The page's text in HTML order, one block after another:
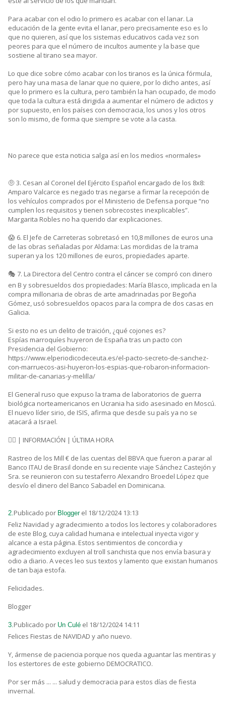
Para acabar con el odio lo primero es acabar con el lanar. La
educación de la gente evita el lanar, pero precisamente eso es lo
que no quieren, así que los sistemas educativos cada vez son
peores para que el número de incultos aumente y la base que
sostiene al tirano sea mayor.
Lo que dice sobre cómo acabar con los tiranos es la única fórmula,
pero hay una masa de lanar que no quiere, por lo dicho antes, así
que lo primero es la cultura, pero también la han ocupado, de modo
que toda la cultura está dirigida a aumentar el número de adictos y
por supuesto, en los países con democracia, los unos y los otros
son lo mismo, de forma que siempre se vote a la casta.
No parece que esta noticia salga así en los medios «normales»
🤨 3. Cesan al Coronel del Ejército Español encargado de los 8x8:
Amparo Valcarce es negado tras negarse a firmar la recepción de
los vehículos comprados por el Ministerio de Defensa porque “no
cumplen los requisitos y tienen sobrecostes inexplicables”.
Margarita Robles no ha querido dar explicaciones.
😱 6. El Jefe de Carreteras sobretasó en 10,8 millones de euros una
de las obras señaladas por Aldama: Las mordidas de la trama
superan ya los 120 millones de euros, propiedades aparte.
🎭 7. La Directora del Centro contra el cáncer se compró con dinero
en B y sobresueldos dos propiedades: María Blasco, implicada en la
compra millonaria de obras de arte amadrinadas por Begoña
Gómez, usó sobresueldos opacos para la compra de dos casas en
Galicia.
Si esto no es un delito de traición, ¿qué cojones es?
Espías marroquíes huyeron de España tras un pacto con
Presidencia del Gobierno:
https://www.elperiodicodeceuta.es/el-pacto-secreto-de-sanchez-
con-marruecos-asi-huyeron-los-espias-que-robaron-informacion-
militar-de-canarias-y-melilla/
El General ruso que expuso la trama de laboratorios de guerra
biológica norteamericanos en Ucrania ha sido asesinado en Moscú.
El nuevo líder sirio, de ISIS, afirma que desde su país ya no se
atacará a Israel.
🕵‍♂️ | INFORMACIÓN | ÚLTIMA HORA
Rastreo de los Mill € de las cuentas del BBVA que fueron a parar al
Banco ITAU de Brasil donde en su reciente viaje Sánchez Castejón y
Sra. se reunieron con su testaferro Alexandro Broedel López que
desvío el dinero del Banco Sabadel en Dominicana.
2.Publicado por Blogger el 18/12/2024 13:13
Feliz Navidad y agradecimiento a todos los lectores y colaboradores
de este Blog, cuya calidad humana e intelectual inyecta vigor y
alcance a esta página. Estos sentimientos de concordia y
agradecimiento excluyen al troll sanchista que nos envía basura y
odio a diario. A veces leo sus textos y lamento que existan humanos
de tan baja estofa.
Felicidades.
Blogger
3.Publicado por Un Culé el 18/12/2024 14:11
Felices Fiestas de NAVIDAD y año nuevo.
Y, ármense de paciencia porque nos queda aguantar las mentiras y
los estertores de este gobierno DEMOCRATICO.
Por ser más ... ... salud y democracia para estos días de fiesta
invernal.